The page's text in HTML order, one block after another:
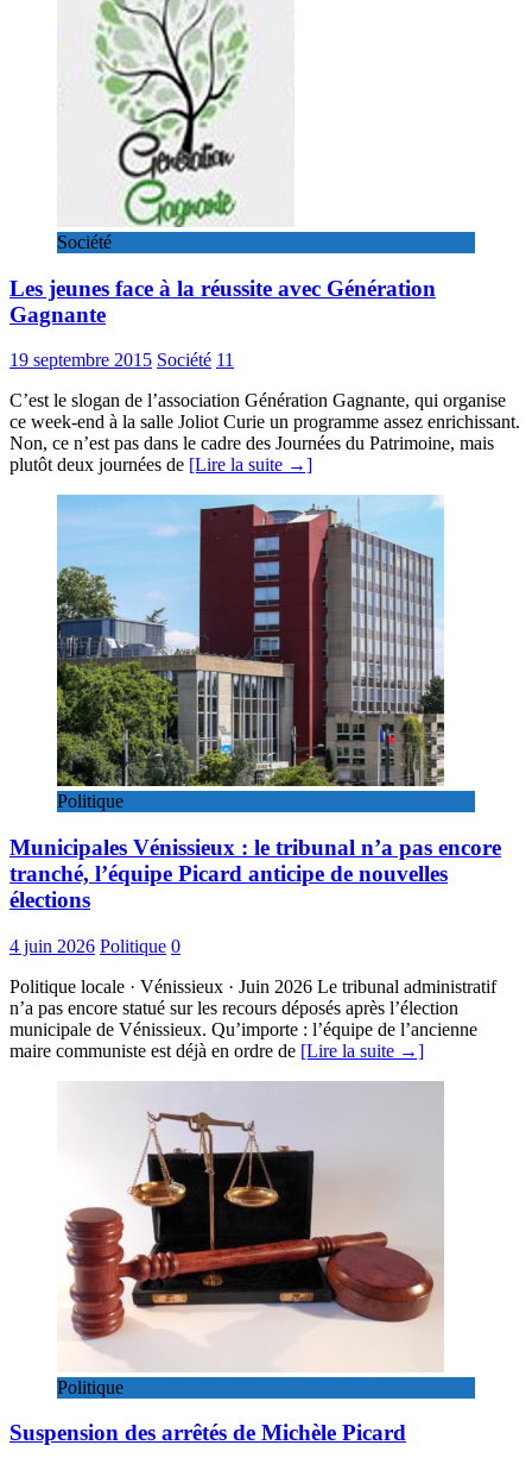
Société
Les jeunes face à la réussite avec Génération
Gagnante
19 septembre 2015 Société 11
C’est le slogan de l’association Génération Gagnante, qui organise
ce week-end à la salle Joliot Curie un programme assez enrichissant.
Non, ce n’est pas dans le cadre des Journées du Patrimoine, mais
plutôt deux journées de [Lire la suite →]
Politique
Municipales Vénissieux : le tribunal n’a pas encore
tranché, l’équipe Picard anticipe de nouvelles
élections
4 juin 2026 Politique 0
Politique locale · Vénissieux · Juin 2026 Le tribunal administratif
n’a pas encore statué sur les recours déposés après l’élection
municipale de Vénissieux. Qu’importe : l’équipe de l’ancienne
maire communiste est déjà en ordre de [Lire la suite →]
Politique
Suspension des arrêtés de Michèle Picard